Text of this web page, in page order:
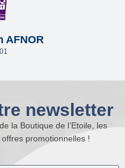
AFNOR
newsletter
la Boutique de l’Etoile, les
promotionnelles !